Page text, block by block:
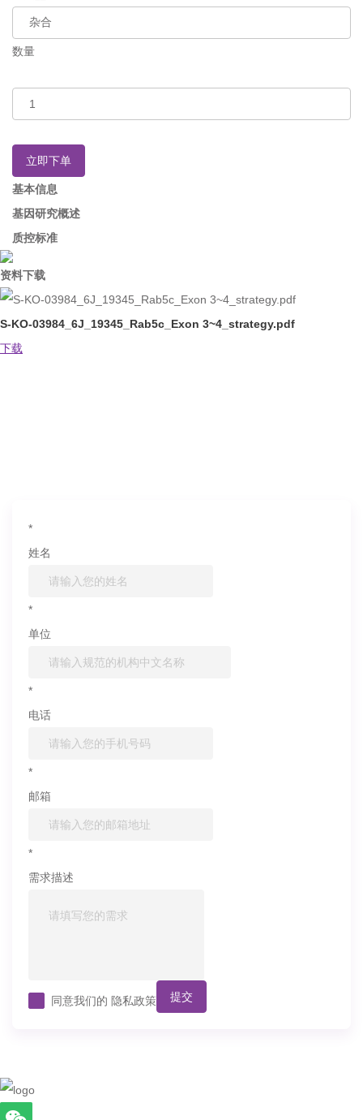
数量
立即下单
基本信息
基因研究概述
质控标准
资料下载
S-KO-03984_6J_19345_Rab5c_Exon 3~4_strategy.pdf
下载
*
姓名
*
单位
*
电话
*
邮箱
*
需求描述
同意我们的 隐私政策 提交